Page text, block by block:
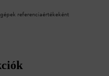
referenciaértékeként